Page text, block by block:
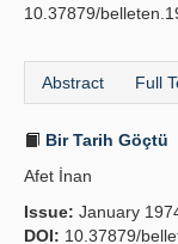
10.37879/
Abstract Full
Bir Tarih Göçtü
Afet İnan
Issue: January
DOI: 10.37879/